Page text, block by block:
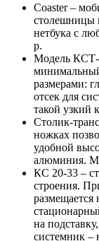
Coaster –
столешницы
нетбука с
р.
Модель КСТ-
размерами:
отсек для
такой узкий
Столик-
ножках
удобной
алюминия.
КС 20-33 –
строения.
размещается
на
системник